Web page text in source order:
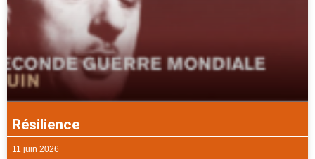
Résilience
11 juin 2026